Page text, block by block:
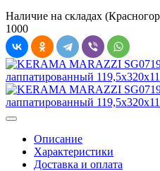
Наличие на складах
1000
Описание
Характеристики
Доставка и оплата